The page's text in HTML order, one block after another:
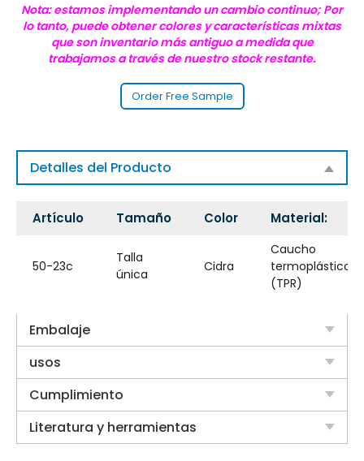
Nota: estamos implementando un cambio continuo; Por
lo tanto, puede obtener colores y características mixtas
que son inventario más antiguo a medida que
trabajamos a través de nuestro stock restante.
Order Free Sample
Detalles del Producto
Artículo Tamaño Color Material:
50-23c
Talla
única
Cidra
Caucho
termoplástico
(TPR)
Embalaje
usos
Cumplimiento
Literatura y herramientas